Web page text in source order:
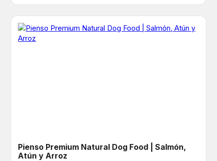
Pienso Premium Natural Dog Food | Salmón,
Atún y Arroz